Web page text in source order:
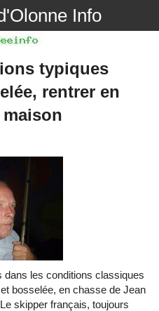
Info
typiques
rentrer en
dans les conditions classiques
bosselée, en chasse de Jean
skipper français, toujours